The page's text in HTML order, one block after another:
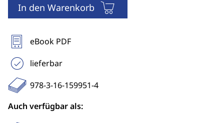
In den Warenkorb
eBook PDF
lieferbar
978-3-16-159951-4
Auch verfügbar als: